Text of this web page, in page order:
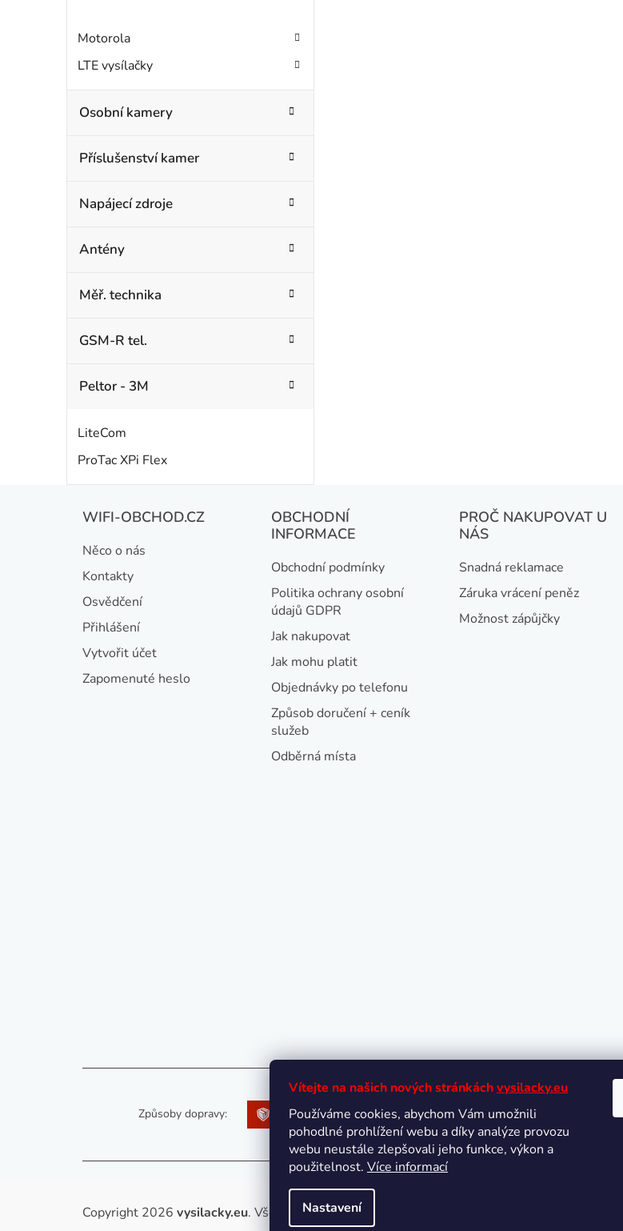
Vítejte na našich nových stránkáchvysilacky.eu
Používáme cookies, abychom Vám umožnili
pohodlné prohlížení webu a díky analýze provozu
webu neustále zlepšovali jeho funkce, výkon a
použitelnost. Více informací
Nastavení
Motorola
LTE vysílačky
Osobní kamery
Příslušenství kamer
Napájecí zdroje
Antény
Měř. technika
GSM-R tel.
Peltor - 3M
LiteCom
ProTac XPi Flex
WIFI-OBCHOD.CZ
Něco o nás
Kontakty
Osvědčení
Přihlášení
Vytvořit účet
Zapomenuté heslo
OBCHODNÍ
INFORMACE
Obchodní podmínky
Politika ochrany osobní
údajů GDPR
Jak nakupovat
Jak mohu platit
Objednávky po telefonu
Způsob doručení + ceník
služeb
Odběrná místa
PROČ NAKUPOVAT U
NÁS
Snadná reklamace
Záruka vrácení peněz
Možnost zápůjčky
Způsoby dopravy:
Copyright 2026 vysilacky.eu. Všechna práva vyhrazena.